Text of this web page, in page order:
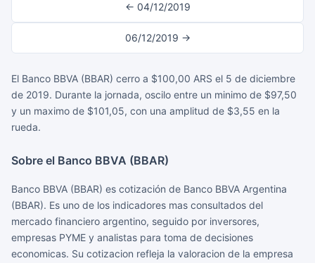
← 04/12/2019
06/12/2019 →
El Banco BBVA (BBAR) cerro a $100,00 ARS el 5 de diciembre
de 2019. Durante la jornada, oscilo entre un minimo de $97,50
y un maximo de $101,05, con una amplitud de $3,55 en la
rueda.
Sobre el Banco BBVA (BBAR)
Banco BBVA (BBAR) es cotización de Banco BBVA Argentina
(BBAR). Es uno de los indicadores mas consultados del
mercado financiero argentino, seguido por inversores,
empresas PYME y analistas para toma de decisiones
economicas. Su cotizacion refleja la valoracion de la empresa